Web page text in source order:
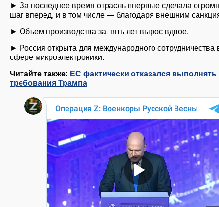
► За последнее время отрасль впервые сделала
шаг вперед, и в том числе — благодаря внешним
► Объем производства за пять лет вырос вдвое.
► Россия открыта для международного сотрудничества
сфере микроэлектроники.
Читайте также: ЕС фактически отказался выполнять
требования Трампа